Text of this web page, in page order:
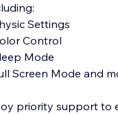
Settings
Control
Mode
Screen Mode and
priority support to